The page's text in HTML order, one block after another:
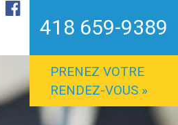
418 659-9389
PRENEZ VOTRE
RENDEZ-VOUS »